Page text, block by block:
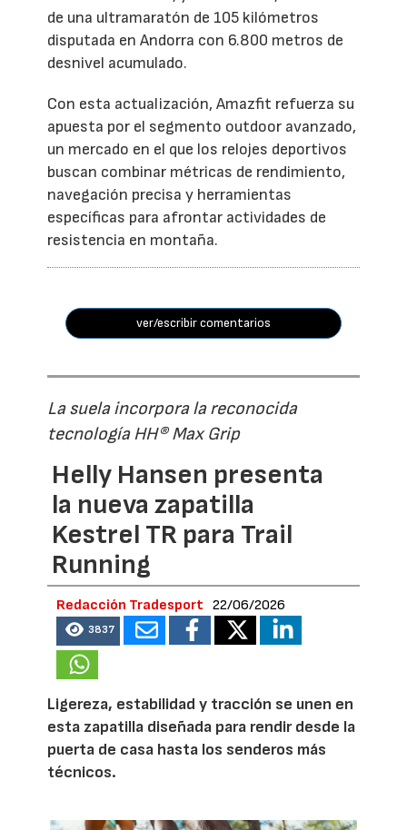
de una ultramaratón de 105 kilómetros
disputada en Andorra con 6.800 metros de
desnivel acumulado.
Con esta actualización, Amazfit refuerza su
apuesta por el segmento outdoor avanzado,
un mercado en el que los relojes deportivos
buscan combinar métricas de rendimiento,
navegación precisa y herramientas
específicas para afrontar actividades de
resistencia en montaña.
ver/escribir comentarios
La suela incorpora la reconocida
tecnología HH® Max Grip
Helly Hansen presenta
la nueva zapatilla
Kestrel TR para Trail
Running
Redacción Tradesport 22/06/2026
3837
Ligereza, estabilidad y tracción se unen en
esta zapatilla diseñada para rendir desde la
puerta de casa hasta los senderos más
técnicos.